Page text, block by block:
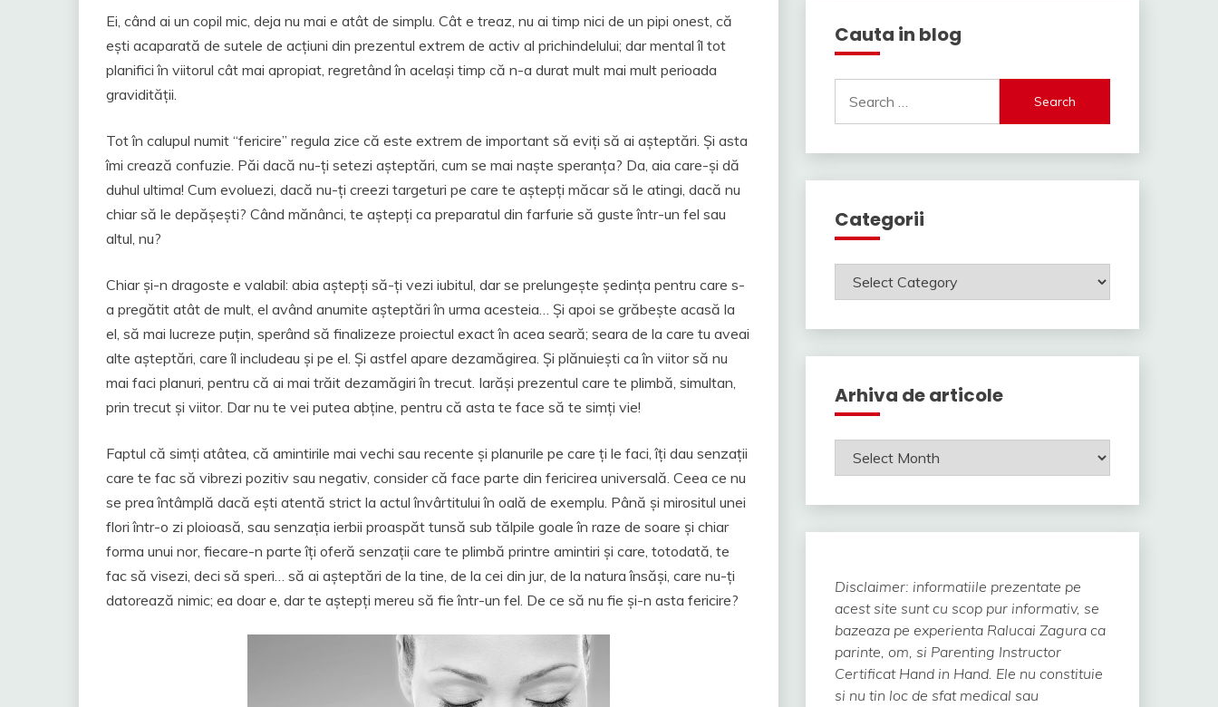
Ei, când ai un copil mic, deja nu mai e atât de simplu. Cât e treaz, nu ai timp nici de un pipi onest, că
ești acaparată de sutele de acțiuni din prezentul extrem de activ al prichindelului; dar mental îl tot
planifici în viitorul cât mai apropiat, regretând în același timp că n-a durat mult mai mult perioada
gravidității.
Tot în calupul numit “fericire” regula zice că este extrem de important să eviți să ai așteptări. Și asta
îmi crează confuzie. Păi dacă nu-ți setezi așteptări, cum se mai naște speranța? Da, aia care-și dă
duhul ultima! Cum evoluezi, dacă nu-ți creezi targeturi pe care te aștepți măcar să le atingi, dacă nu
chiar să le depășești? Când mănânci, te aștepți ca preparatul din farfurie să guste într-un fel sau
altul, nu?
Chiar și-n dragoste e valabil: abia aștepți să-ți vezi iubitul, dar se prelungește ședința pentru care s-
a pregătit atât de mult, el având anumite așteptări în urma acesteia… Și apoi se grăbește acasă la
el, să mai lucreze puțin, sperând să finalizeze proiectul exact în acea seară; seara de la care tu aveai
alte așteptări, care îl includeau și pe el. Și astfel apare dezamăgirea. Și plănuiești ca în viitor să nu
mai faci planuri, pentru că ai mai trăit dezamăgiri în trecut. Iarăși prezentul care te plimbă, simultan,
prin trecut și viitor. Dar nu te vei putea abține, pentru că asta te face să te simți vie!
Faptul că simți atâtea, că amintirile mai vechi sau recente și planurile pe care ți le faci, îți dau senzații
care te fac să vibrezi pozitiv sau negativ, consider că face parte din fericirea universală. Ceea ce nu
se prea întâmplă dacă ești atentă strict la actul învârtitului în oală de exemplu. Până și mirositul unei
flori într-o zi ploioasă, sau senzația ierbii proaspăt tunsă sub tălpile goale în raze de soare și chiar
forma unui nor, fiecare-n parte îți oferă senzații care te plimbă printre amintiri și care, totodată, te
fac să visezi, deci să speri… să ai așteptări de la tine, de la cei din jur, de la natura însăși, care nu-ți
datorează nimic; ea doar e, dar te aștepți mereu să fie într-un fel. De ce să nu fie și-n asta fericire?
Cauta in blog
for:
Categorii
Categorii
Arhiva de articole
Arhiva
de
Disclaimer: informatiile prezentate pe
acest site sunt cu scop pur informativ, se
bazeaza pe experienta Ralucai Zagura ca
parinte, om, si Parenting Instructor
Certificat Hand in Hand. Ele nu constituie
si nu tin loc de sfat medical sau